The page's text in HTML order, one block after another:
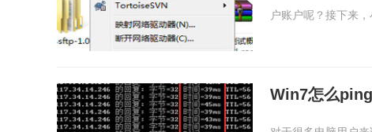
户账户呢？接下来，
Win7怎么